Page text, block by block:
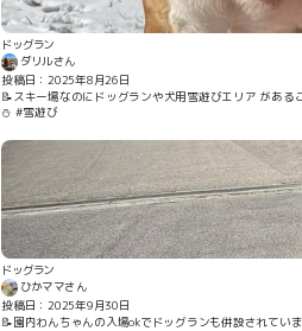
ドッグラン
ダリルさん
投稿日：2025年8月26日
📝スキー場なのにドッグランや犬用雪遊びエリア があること！ 愛犬と一緒に雪の中を思いっきり走り回れるのは、なかなかできない貴
⛄️ #雪遊び
ドッグラン
ひかママさん
投稿日：2025年9月30日
📝園内わんちゃんの入場okでドッグランも併設されてい